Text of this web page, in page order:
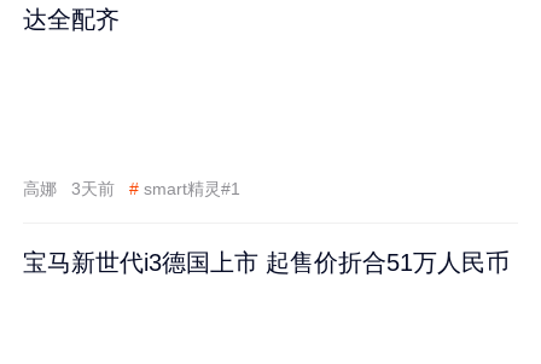
达全配齐
高娜 3天前 # smart精灵#1
宝马新世代i3德国上市 起售价折合51万人民币